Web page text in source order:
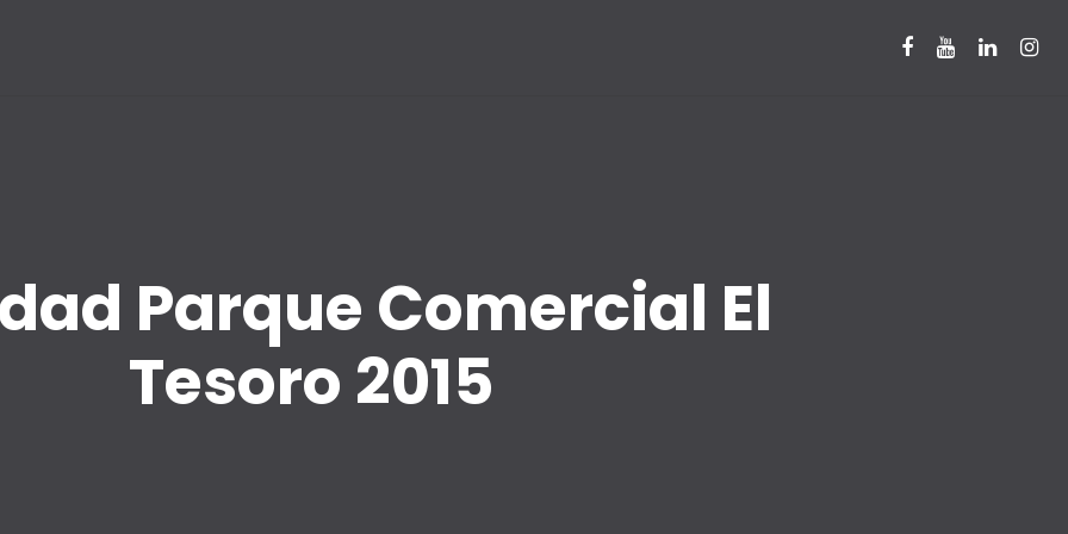
Parque Comercial El
Tesoro 2015